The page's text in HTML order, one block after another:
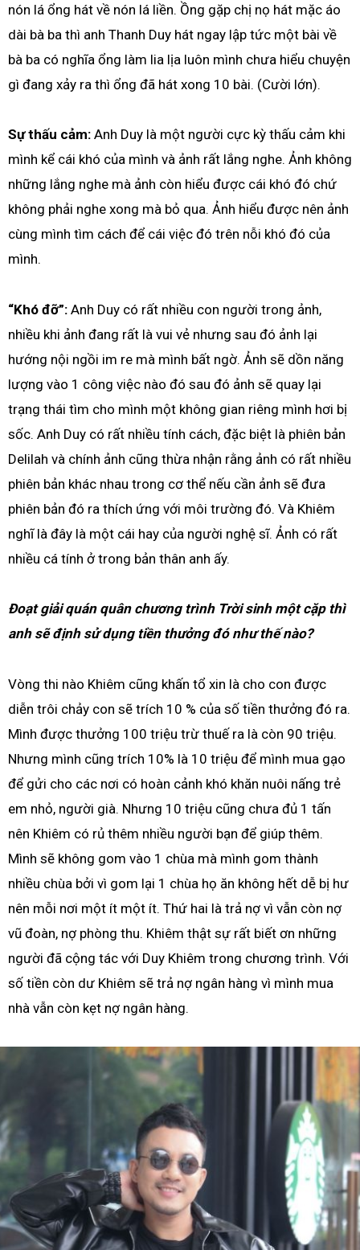
nón lá ổng hát về nón lá liền. Ồng gặp chị nọ hát mặc áo
dài bà ba thì anh Thanh Duy hát ngay lập tức một bài về
bà ba có nghĩa ổng làm lia lịa luôn mình chưa hiểu chuyện
gì đang xảy ra thì ổng đã hát xong 10 bài. (Cười lớn).
Sự thấu cảm: Anh Duy là một người cực kỳ thấu cảm khi
mình kể cái khó của mình và ảnh rất lắng nghe. Ảnh không
những lắng nghe mà ảnh còn hiểu được cái khó đó chứ
không phải nghe xong mà bỏ qua. Ảnh hiểu được nên ảnh
cùng mình tìm cách để cái việc đó trên nỗi khó đó của
mình.
“Khó đỡ”: Anh Duy có rất nhiều con người trong ảnh,
nhiều khi ảnh đang rất là vui vẻ nhưng sau đó ảnh lại
hướng nội ngồi im re mà mình bất ngờ. Ảnh sẽ dồn năng
lượng vào 1 công việc nào đó sau đó ảnh sẽ quay lại
trạng thái tìm cho mình một không gian riêng mình hơi bị
sốc. Anh Duy có rất nhiều tính cách, đặc biệt là phiên bản
Delilah và chính ảnh cũng thừa nhận rằng ảnh có rất nhiều
phiên bản khác nhau trong cơ thể nếu cần ảnh sẽ đưa
phiên bản đó ra thích ứng với môi trường đó. Và Khiêm
nghĩ là đây là một cái hay của người nghệ sĩ. Ảnh có rất
nhiều cá tính ở trong bản thân anh ấy.
Đoạt giải quán quân chương trình Trời sinh một cặp thì
anh sẽ định sử dụng tiền thưởng đó như thế nào?
Vòng thi nào Khiêm cũng khấn tổ xin là cho con được
diễn trôi chảy con sẽ trích 10 % của số tiền thưởng đó ra.
Mình được thưởng 100 triệu trừ thuế ra là còn 90 triệu.
Nhưng mình cũng trích 10% là 10 triệu để mình mua gạo
để gửi cho các nơi có hoàn cảnh khó khăn nuôi nấng trẻ
em nhỏ, người già. Nhưng 10 triệu cũng chưa đủ 1 tấn
nên Khiêm có rủ thêm nhiều người bạn để giúp thêm.
Mình sẽ không gom vào 1 chùa mà mình gom thành
nhiều chùa bởi vì gom lại 1 chùa họ ăn không hết dễ bị hư
nên mỗi nơi một ít một ít. Thứ hai là trả nợ vì vẫn còn nợ
vũ đoàn, nợ phòng thu. Khiêm thật sự rất biết ơn những
người đã cộng tác với Duy Khiêm trong chương trình. Với
số tiền còn dư Khiêm sẽ trả nợ ngân hàng vì mình mua
nhà vẫn còn kẹt nợ ngân hàng.